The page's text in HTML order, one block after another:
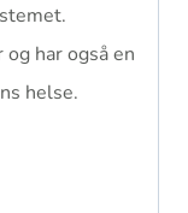
har også en
helse.